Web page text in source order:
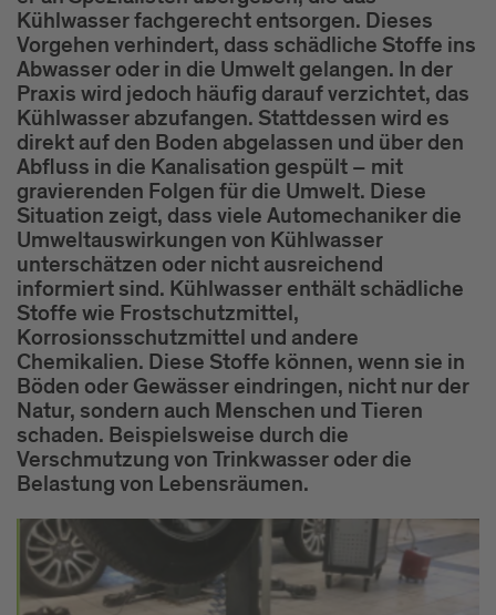
Kühlwasser fachgerecht entsorgen. Dieses
Vorgehen verhindert, dass schädliche Stoffe ins
Abwasser oder in die Umwelt gelangen. In der
Praxis wird jedoch häufig darauf verzichtet, das
Kühlwasser abzufangen. Stattdessen wird es
direkt auf den Boden abgelassen und über den
Abfluss in die Kanalisation gespült – mit
gravierenden Folgen für die Umwelt. Diese
Situation zeigt, dass viele Automechaniker die
Umweltauswirkungen von Kühlwasser
unterschätzen oder nicht ausreichend
informiert sind. Kühlwasser enthält schädliche
Stoffe wie Frostschutzmittel,
Korrosionsschutzmittel und andere
Chemikalien. Diese Stoffe können, wenn sie in
Böden oder Gewässer eindringen, nicht nur der
Natur, sondern auch Menschen und Tieren
schaden. Beispielsweise durch die
Verschmutzung von Trinkwasser oder die
Belastung von Lebensräumen.